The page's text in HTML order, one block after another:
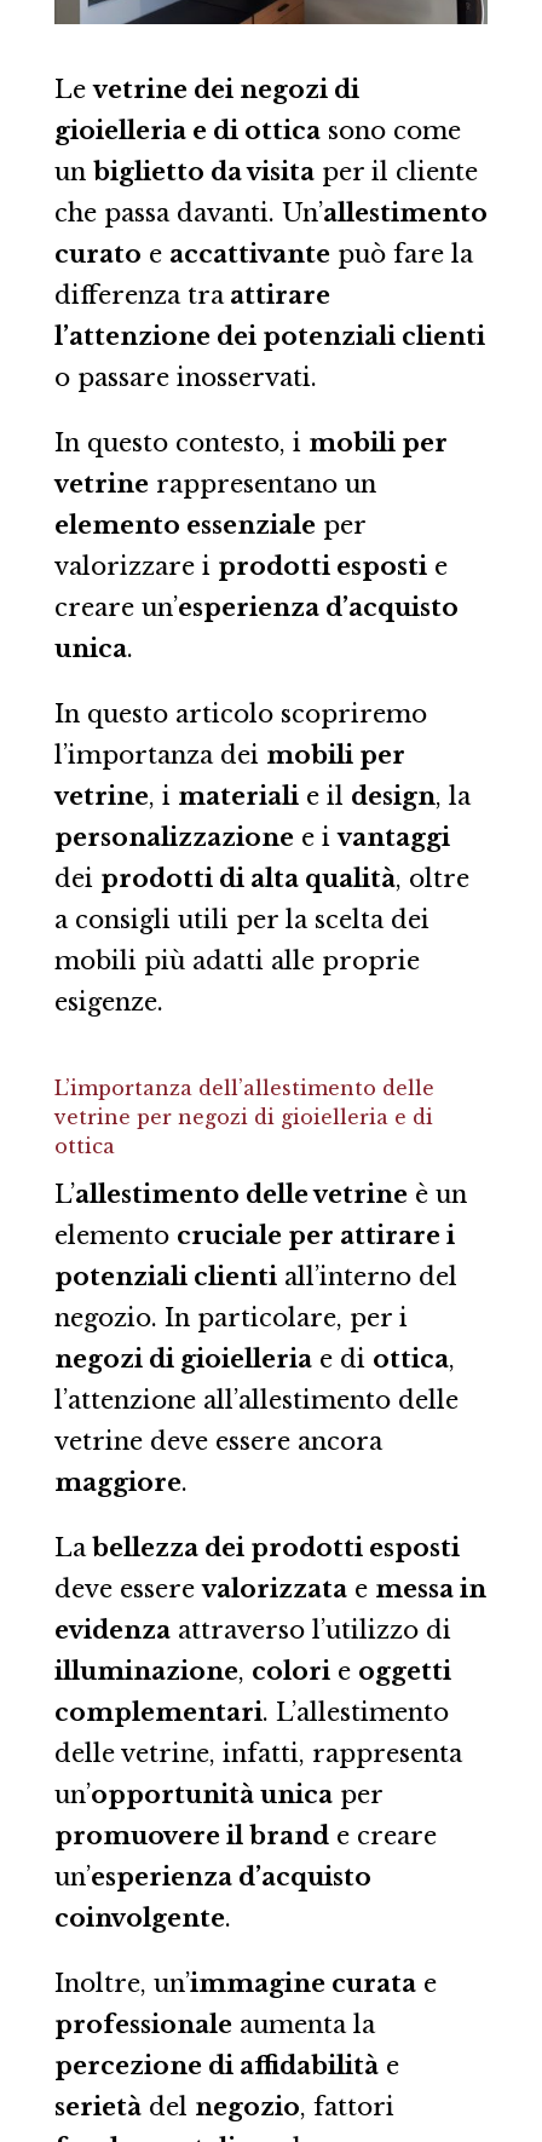
Levetrine dei negozi di
gioielleria e di otticasono come
un biglietto da visitaper il cliente
che passa davanti. Un’allestimento
curato e accattivantepuò fare la
differenza traattirare
l’attenzione dei potenziali clienti
o passare inosservati.
In questo contesto, i mobili per
vetrinerappresentano un
elemento essenzialeper
valorizzare i prodotti espostie
creare un’esperienza d’acquisto
unica.
In questo articolo scopriremo
l’importanza dei mobili per
vetrine, i materialie il design, la
personalizzazionee ivantaggi
dei prodotti di alta qualità, oltre
a consigli utili per la scelta dei
mobili più adatti alle proprie
esigenze.
L’importanza dell’allestimento delle
vetrine per negozi di gioielleria e di
ottica
L’allestimento delle vetrineè un
elemento cruciale per attirare i
potenziali clientiall’interno del
negozio. In particolare, per i
negozi di gioielleriae di ottica,
l’attenzione all’allestimento delle
vetrine deve essere ancora
maggiore.
Labellezza dei prodotti esposti
deve esserevalorizzatae messa in
evidenzaattraverso l’utilizzo di
illuminazione, colorie oggetti
complementari. L’allestimento
delle vetrine, infatti, rappresenta
un’opportunità unicaper
promuovere il brande creare
un’esperienza d’acquisto
coinvolgente.
Inoltre, un’immagine curatae
professionaleaumenta la
percezione di affidabilitàe
serietàdel negozio, fattori